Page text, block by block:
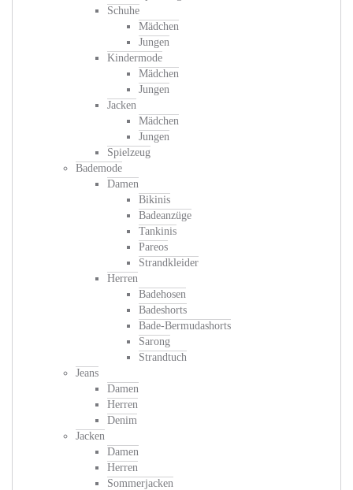
Schuhe
Mädchen
Jungen
Kindermode
Mädchen
Jungen
Jacken
Mädchen
Jungen
Spielzeug
Bademode
Damen
Bikinis
Badeanzüge
Tankinis
Pareos
Strandkleider
Herren
Badehosen
Badeshorts
Bade-Bermudashorts
Sarong
Strandtuch
Jeans
Damen
Herren
Denim
Jacken
Damen
Herren
Sommerjacken